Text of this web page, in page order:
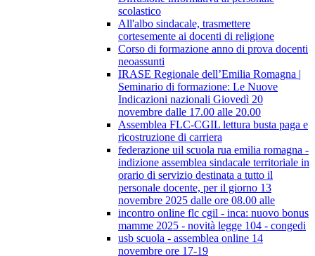
scolastico
All'albo sindacale, trasmettere
cortesemente ai docenti di religione
Corso di formazione anno di prova docenti
neoassunti
IRASE Regionale dell’Emilia Romagna |
Seminario di formazione: Le Nuove
Indicazioni nazionali Giovedì 20
novembre dalle 17.00 alle 20.00
Assemblea FLC-CGIL lettura busta paga e
ricostruzione di carriera
federazione uil scuola rua emilia romagna -
indizione assemblea sindacale territoriale in
orario di servizio destinata a tutto il
personale docente, per il giorno 13
novembre 2025 dalle ore 08.00 alle
incontro online flc cgil - inca: nuovo bonus
mamme 2025 - novità legge 104 - congedi
usb scuola - assemblea online 14
novembre ore 17-19